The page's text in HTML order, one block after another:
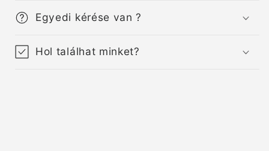
Egyedi kérése van ?
Hol találhat minket?